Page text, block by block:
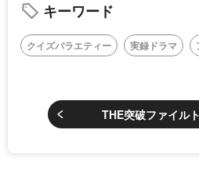
キーワード
クイズバラエティー 実録ドラマ
THE突破ファイル